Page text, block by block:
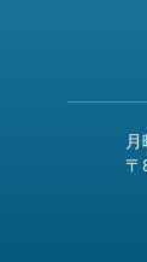
〒